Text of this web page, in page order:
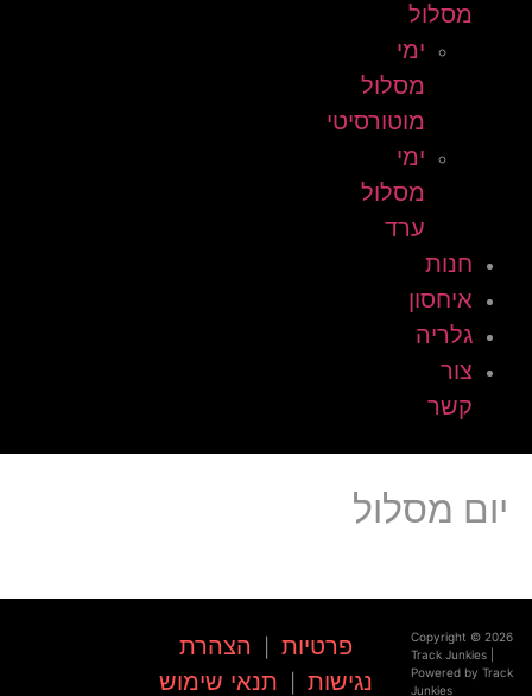
מסלול
ימי
מסלול
מוטורסיטי
ימי
מסלול
ערד
חנות
איחסון
גלריה
צור
קשר
יום מסלול
Copyright © 2026
Track Junkies |
Powered by Track
Junkies
פרטיות
הצהרת
נגישות
תנאי שימוש